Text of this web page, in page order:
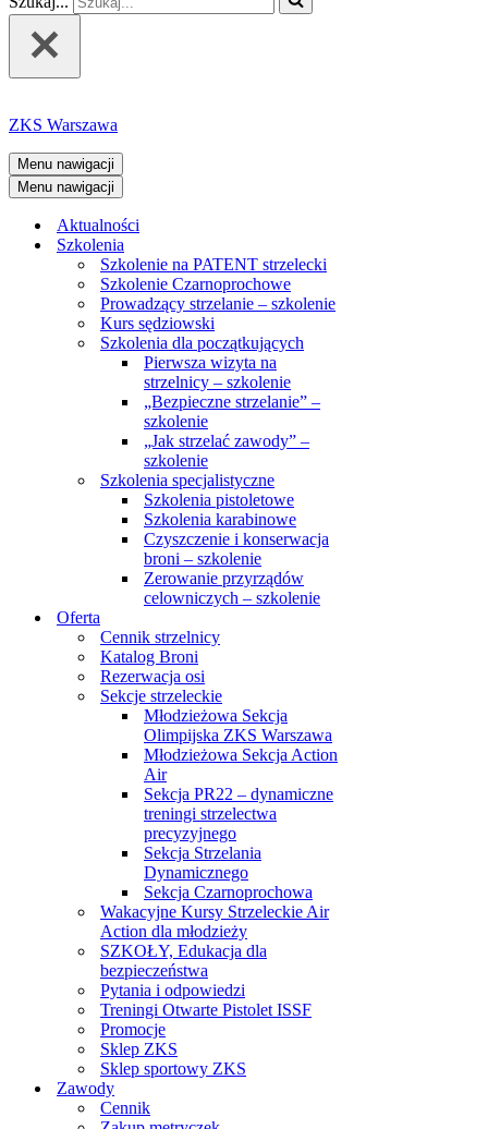
ZKS Warszawa
Menu nawigacji
Menu nawigacji
Aktualności
Szkolenia
Szkolenie na PATENT strzelecki
Szkolenie Czarnoprochowe
Prowadzący strzelanie – szkolenie
Kurs sędziowski
Szkolenia dla początkujących
Pierwsza wizyta na
strzelnicy – szkolenie
„Bezpieczne strzelanie” –
szkolenie
„Jak strzelać zawody” –
szkolenie
Szkolenia specjalistyczne
Szkolenia pistoletowe
Szkolenia karabinowe
Czyszczenie i konserwacja
broni – szkolenie
Zerowanie przyrządów
celowniczych – szkolenie
Oferta
Cennik strzelnicy
Katalog Broni
Rezerwacja osi
Sekcje strzeleckie
Młodzieżowa Sekcja
Olimpijska ZKS Warszawa
Młodzieżowa Sekcja Action
Air
Sekcja PR22 – dynamiczne
treningi strzelectwa
precyzyjnego
Sekcja Strzelania
Dynamicznego
Sekcja Czarnoprochowa
Wakacyjne Kursy Strzeleckie Air
Action dla młodzieży
SZKOŁY, Edukacja dla
bezpieczeństwa
Pytania i odpowiedzi
Treningi Otwarte Pistolet ISSF
Promocje
Sklep ZKS
Sklep sportowy ZKS
Zawody
Cennik